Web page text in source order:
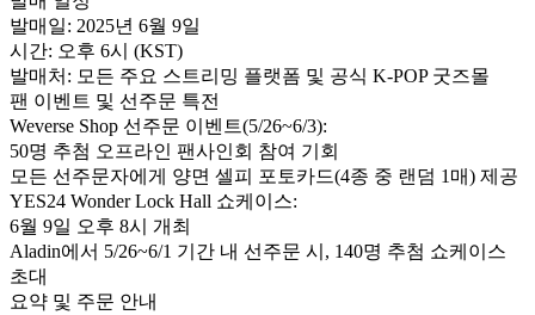
발매일: 2025년 6월 9일
시간: 오후 6시 (KST)
발매처: 모든 주요 스트리밍 플랫폼 및 공식 K-POP 굿즈몰
팬 이벤트 및 선주문 특전
Weverse Shop 선주문 이벤트(5/26~6/3):
50명 추첨 오프라인 팬사인회 참여 기회
모든 선주문자에게 양면 셀피 포토카드(4종 중 랜덤 1매) 제공
YES24 Wonder Lock Hall 쇼케이스:
6월 9일 오후 8시 개최
Aladin에서 5/26~6/1 기간 내 선주문 시, 140명 추첨 쇼케이스
초대
요약 및 주문 안내